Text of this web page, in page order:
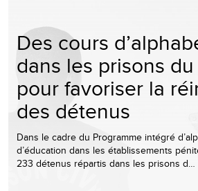
Des cours
dans les prisons
pour favoriser la
des détenus
Dans le cadre du Programme intégré
d’éducation dans les établissements
233 détenus répartis dans les prisons d…